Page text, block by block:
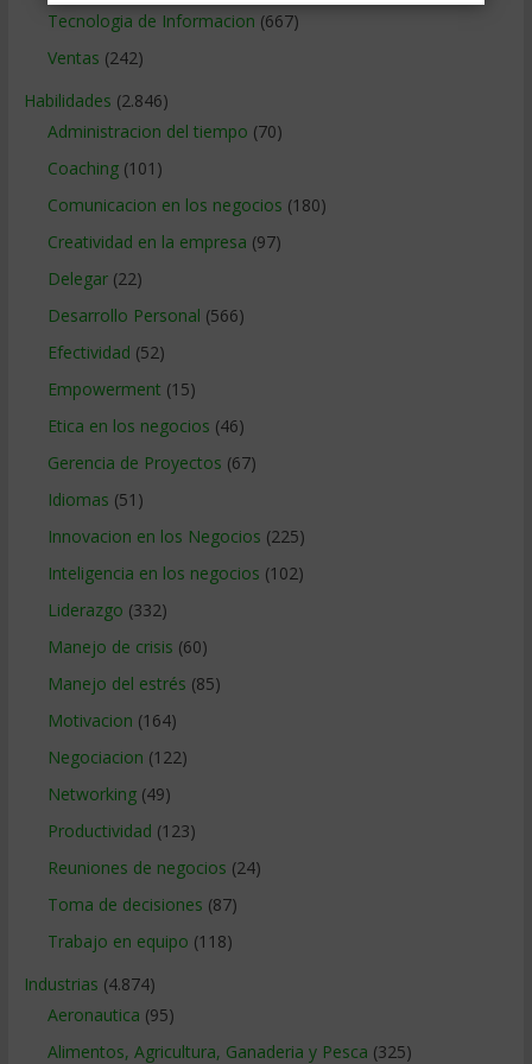
Tecnologia de Informacion (667)
Ventas (242)
Habilidades (2.846)
Administracion del tiempo (70)
Coaching(101)
Comunicacion en los negocios (180)
Creatividad en la empresa (97)
Delegar(22)
Desarrollo Personal (566)
Efectividad (52)
Empowerment (15)
Etica en los negocios (46)
Gerencia de Proyectos (67)
Idiomas (51)
Innovacion en los Negocios (225)
Inteligencia en los negocios (102)
Liderazgo (332)
Manejo de crisis (60)
Manejo del estrés (85)
Motivacion (164)
Negociacion (122)
Networking(49)
Productividad (123)
Reuniones de negocios (24)
Toma de decisiones (87)
Trabajo en equipo (118)
Industrias (4.874)
Aeronautica (95)
Alimentos, Agricultura, Ganaderia y Pesca (325)